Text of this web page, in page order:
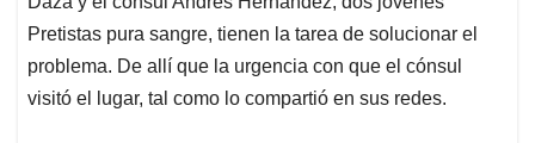
Pretistas pura sangre, tienen la tarea de solucionar el
problema. De allí que la urgencia con que el cónsul
visitó el lugar, tal como lo compartió en sus redes.